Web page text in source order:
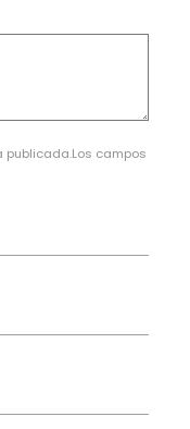
publicada.Los campos